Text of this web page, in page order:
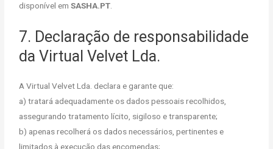
disponível emSASHA.PT
7. Declaração de responsabilidade
da Virtual Velvet Lda.
A Virtual Velvet Lda. declara e garante que:
a) tratará adequadamente os dados pessoais recolhidos,
assegurando tratamento lícito, sigiloso e transparente;
b) apenas recolherá os dados necessários, pertinentes e
limitados à execução das encomendas;